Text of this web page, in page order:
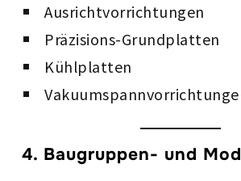
Ausrichtvorrichtungen
Präzisions-Grundplatten
Kühlplatten
4. Baugruppen- und